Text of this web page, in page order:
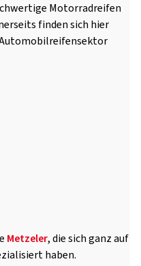
Motorradreifen
finden sich hier
Automobilreifensektor
Metzeler, die sich ganz auf
haben.